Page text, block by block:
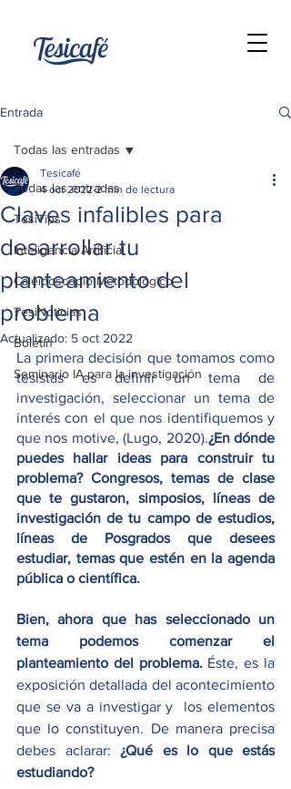
Entrada
Todas las entradas
TesiTips
Inteligencia Artificial
Caleidoscopio Metodológico
TesiNoticias
Boletín
Seminario IA para la investigación
Todas las entradas
Claves infalibles para
desarrollar tu
planteamiento del
problema
Tesicafé
4 oct 2022 2 min de lectura
Actualizado: 5 oct 2022
La primera decisión que tomamos como
tesistas es definir un tema de
investigación, seleccionar un tema de
interés con el que nos identifiquemos y
que nos motive, (Lugo, 2020).¿En dónde
puedes hallar ideas para construir tu
problema? Congresos, temas de clase
que te gustaron, simposios, líneas de
investigación de tu campo de estudios,
líneas de Posgrados que desees
estudiar, temas que estén en la agenda
pública o científica.
Bien, ahora que has seleccionado un
tema podemos comenzar el
planteamiento del problema. Éste, es la
exposición detallada del acontecimiento
que se va a investigar y  los elementos
que lo constituyen. De manera precisa
debes aclarar: ¿Qué es lo que estás
estudiando?